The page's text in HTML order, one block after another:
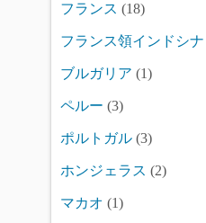
フランス (18)
フランス領インドシナ
ブルガリア (1)
ペルー (3)
ポルトガル (3)
ホンジェラス (2)
マカオ (1)